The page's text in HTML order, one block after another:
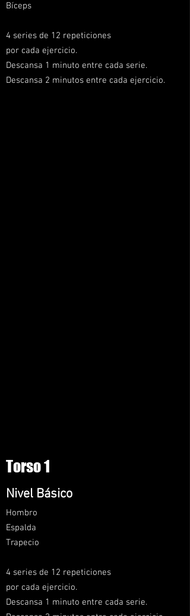
Bíceps
4 series de 12 repeticiones
por cada ejercicio.
Descansa 1 minuto entre cada serie.
Descansa 2 minutos entre cada ejercicio.
Torso 1
Nivel Básico
Hombro
Espalda
Trapecio
4 series de 12 repeticiones
por cada ejercicio.
Descansa 1 minuto entre cada serie.